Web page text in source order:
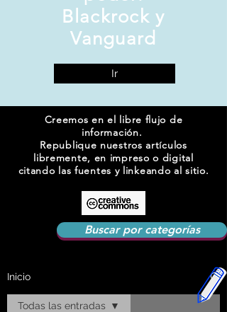
Blackrock y
Vanguard
Ir
Creemos en el libre flujo de
información.
Republique nuestros artículos
libremente, en impreso o digital
citando las fuentes y linkeando al sitio.
Buscar por categorías
Inicio
Todas las entradas